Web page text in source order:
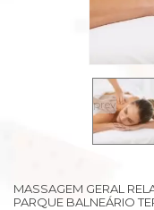
prev
MASSAGEM GERAL
PARQUE BALNEÁRIO